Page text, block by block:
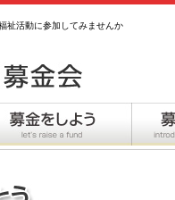
祉活動に参加してみませんか